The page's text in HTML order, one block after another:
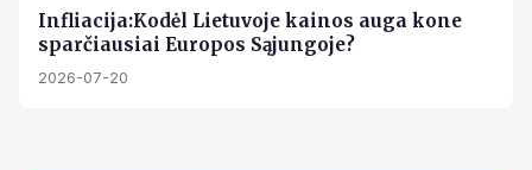
Infliacija:Kodėl Lietuvoje kainos auga kone
sparčiausiai Europos Sąjungoje?
2026-07-20